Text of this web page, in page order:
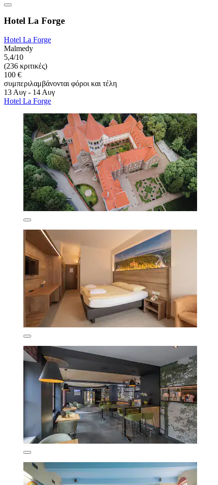
Hotel La Forge
Hotel La Forge
Malmedy
5,4/10
(236 κριτικές)
100 €
συμπεριλαμβάνονται φόροι και τέλη
13 Αυγ - 14 Αυγ
Hotel La Forge